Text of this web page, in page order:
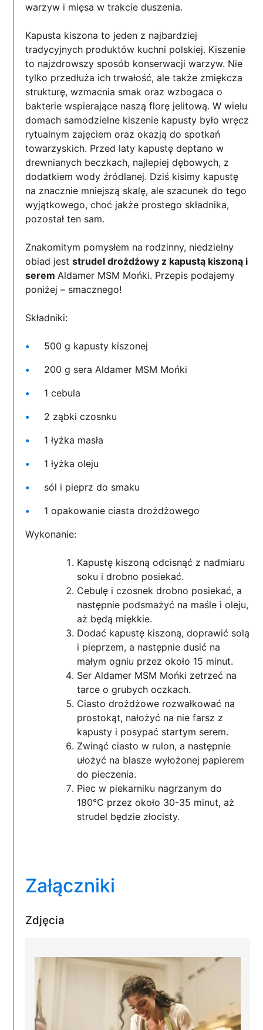
warzyw i mięsa w trakcie duszenia.
Kapusta kiszona to jeden z najbardziej
tradycyjnych produktów kuchni polskiej. Kiszenie
to najzdrowszy sposób konserwacji warzyw. Nie
tylko przedłuża ich trwałość, ale także zmiękcza
strukturę, wzmacnia smak oraz wzbogaca o
bakterie wspierające naszą florę jelitową. W wielu
domach samodzielne kiszenie kapusty było wręcz
rytualnym zajęciem oraz okazją do spotkań
towarzyskich. Przed laty kapustę deptano w
drewnianych beczkach, najlepiej dębowych, z
dodatkiem wody źródlanej. Dziś kisimy kapustę
na znacznie mniejszą skalę, ale szacunek do tego
wyjątkowego, choć jakże prostego składnika,
pozostał ten sam.
Znakomitym pomysłem na rodzinny, niedzielny
obiad jeststrudel drożdżowy z kapustą kiszoną i
serem Aldamer MSM Mońki. Przepis podajemy
poniżej – smacznego!
Składniki:
500 g kapusty kiszonej
200 g sera Aldamer MSM Mońki
1 cebula
2 ząbki czosnku
1 łyżka masła
1 łyżka oleju
sól i pieprz do smaku
1 opakowanie ciasta drożdżowego
Wykonanie:
Kapustę kiszoną odcisnąć z nadmiaru
soku i drobno posiekać.
Cebulę i czosnek drobno posiekać, a
następnie podsmażyć na maśle i oleju,
aż będą miękkie.
Dodać kapustę kiszoną, doprawić solą
i pieprzem, a następnie dusić na
małym ogniu przez około 15 minut.
Ser Aldamer MSM Mońki zetrzeć na
tarce o grubych oczkach.
Ciasto drożdżowe rozwałkować na
prostokąt, nałożyć na nie farsz z
kapusty i posypać startym serem.
Zwinąć ciasto w rulon, a następnie
ułożyć na blasze wyłożonej papierem
do pieczenia.
Piec w piekarniku nagrzanym do
180°C przez około 30-35 minut, aż
strudel będzie złocisty.
Załączniki
Zdjęcia